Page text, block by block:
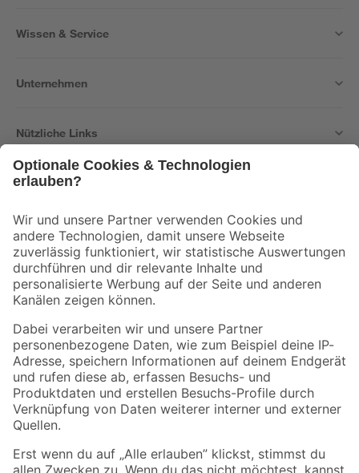
Wissen & Service
Unternehmen
Nützliche Links
Der toom Newsletter: Keine Angebote und Aktionen mehr verpassen!
Zur Newsletter Anmeldung
Folge uns
Zahlungsarten Versandarten
Sicher einkaufen